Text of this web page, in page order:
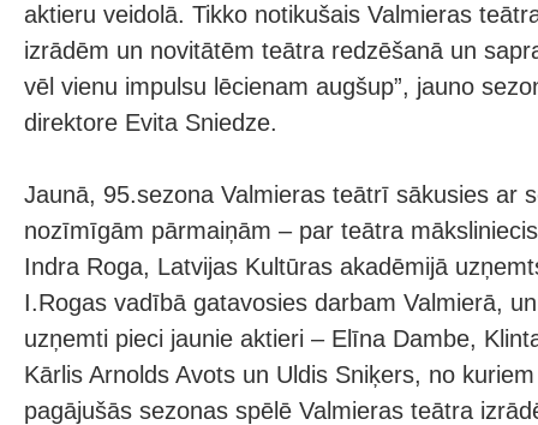
aktieru veidolā. Tikko notikušais Valmieras
izrādēm un novitātēm teātra redzēšanā un
vēl vienu impulsu lēcienam augšup”, jauno
direktore Evita Sniedze.
Jaunā, 95.sezona Valmieras teātrī sākusies ar
nozīmīgām pārmaiņām – par teātra
Indra Roga, Latvijas Kultūras akadēmijā
I.Rogas vadībā gatavosies darbam Valmierā,
uzņemti pieci jaunie aktieri – Elīna Dambe,
Kārlis Arnolds Avots un Uldis Sniķers, no
pagājušās sezonas spēlē Valmieras teātra